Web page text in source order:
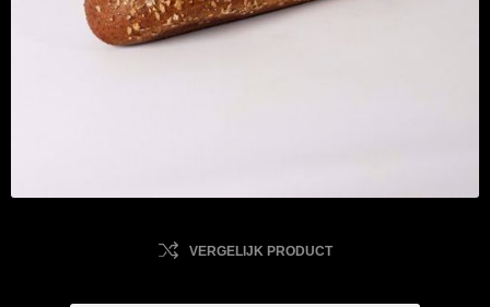
VERGELIJK PRODUCT